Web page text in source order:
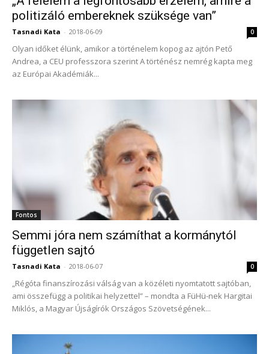
politizáló embereknek szüksége van”
Tasnadi Kata - 2018-06-09 0
Olyan időket élünk, amikor a történelem kopog az ajtón Pető
Andrea, a CEU professzora szerint A történész nemrég kapta meg
az Európai Akadémiák...
Fontos
Semmi jóra nem számíthat a kormánytól
független sajtó
Tasnadi Kata - 2018-06-07 0
„Régóta finanszírozási válság van a közéleti nyomtatott sajtóban,
ami összefügg a politikai helyzettel” – mondta a FüHü-nek Hargitai
Miklós, a Magyar Újságírók Országos Szövetségének...